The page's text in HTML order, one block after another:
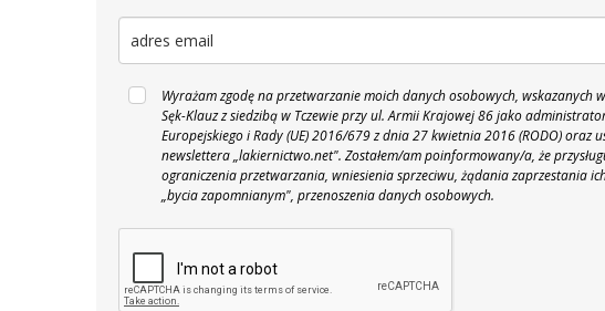
Wyrażam zgodę na przetwarzanie moich danych osobowych, wskazanych
Sęk-Klauz z siedzibą w Tczewie przy ul. Armii Krajowej 86 jako
Europejskiego i Rady (UE) 2016/679 z dnia 27 kwietnia 2016 (RODO)
newslettera „lakiernictwo.net". Zostałem/am poinformowany/a, że
ograniczenia przetwarzania, wniesienia sprzeciwu, żądania zaprzestania
„bycia zapomnianym", przenoszenia danych osobowych.